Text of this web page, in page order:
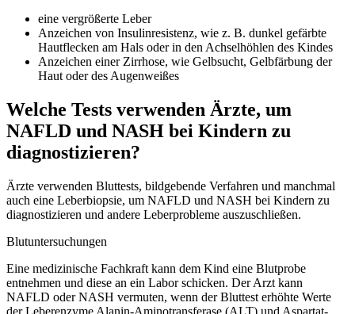
eine vergrößerte Leber
Anzeichen von Insulinresistenz, wie z. B. dunkel gefärbte
Hautflecken am Hals oder in den Achselhöhlen des Kindes
Anzeichen einer Zirrhose, wie Gelbsucht, Gelbfärbung der
Haut oder des Augenweißes
Welche Tests verwenden Ärzte, um
NAFLD und NASH bei Kindern zu
diagnostizieren?
Ärzte verwenden Bluttests, bildgebende Verfahren und manchmal
auch eine Leberbiopsie, um NAFLD und NASH bei Kindern zu
diagnostizieren und andere Leberprobleme auszuschließen.
Blutuntersuchungen
Eine medizinische Fachkraft kann dem Kind eine Blutprobe
entnehmen und diese an ein Labor schicken. Der Arzt kann
NAFLD oder NASH vermuten, wenn der Bluttest erhöhte Werte
der Leberenzyme Alanin-Aminotransferase (ALT) und Aspartat-